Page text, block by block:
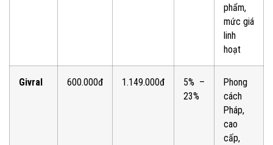
phẩm,
mức giá
linh
hoạt
Givral 600.000đ 1.149.000đ
5% –
23%
Phong
cách
Pháp,
cao
cấp,